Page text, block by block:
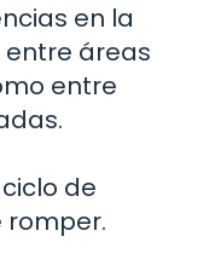
en la
áreas
entre
de
romper.